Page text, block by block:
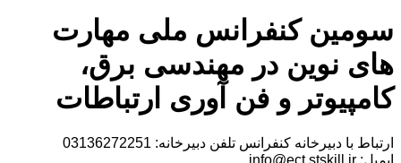
سومین کنفرانس ملی مهارت
های نوین در مهندسی برق،
کامپیوتر و فن آوری ارتباطات
ارتباط با دبیرخانه کنفرانس تلفن دبیرخانه: 03136272251